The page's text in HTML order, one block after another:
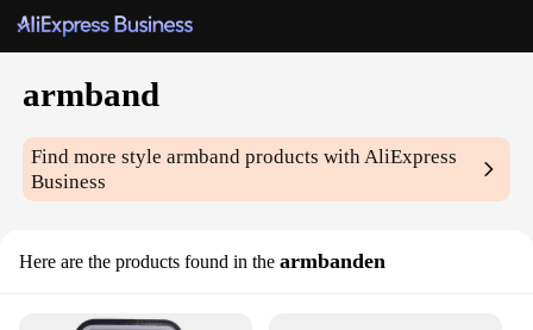
armband
Find more stylearmband products with AliExpress
Business
Here are the products found in the armbanden